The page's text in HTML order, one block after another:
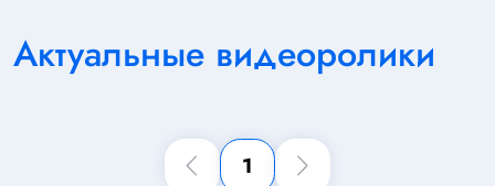
Актуальные видеоролики
1